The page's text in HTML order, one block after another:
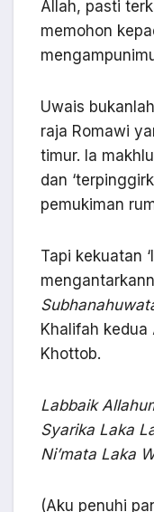
Allah, pasti
memohon
Uwais
raja Romawi
timur. Ia
dan
pemukiman
Tapi kekuatan
Khalifah kedua
Khottob.
Labbaik
Syarika Laka
Ni’mata Laka
(Aku penuhi